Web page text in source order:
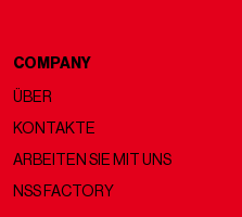
COMPANY
ÜBER
KONTAKTE
ARBEITEN SIE MIT UNS
NSS FACTORY